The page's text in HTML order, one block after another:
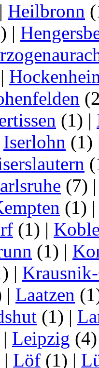
| Heilbronn
|
|
(1) |
Iserlohn (1)
(7)
(1)
(1) |
(1) |
|
| Laatzen
(1) |
| Leipzig
| Löf (1) |